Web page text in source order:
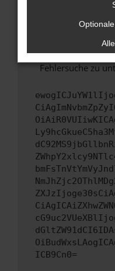
Wende dich an
hast, kontaktiere
versuchen, das
uns diesen Text
Fehlersuche zu
ICB9Cn0=